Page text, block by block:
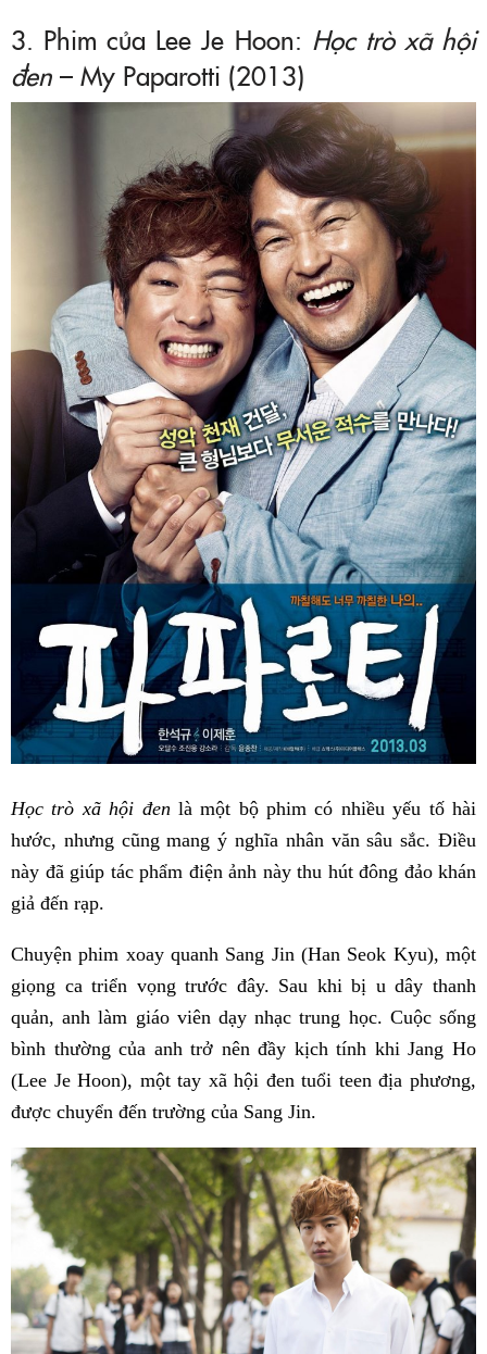
3. Phim của Lee Je Hoon: Học trò xã hội
đen – My Paparotti (2013)
Học trò xã hội đen là một bộ phim có nhiều yếu tố hài
hước, nhưng cũng mang ý nghĩa nhân văn sâu sắc. Điều
này đã giúp tác phẩm điện ảnh này thu hút đông đảo khán
giả đến rạp.
Chuyện phim xoay quanh Sang Jin (Han Seok Kyu), một
giọng ca triển vọng trước đây. Sau khi bị u dây thanh
quản, anh làm giáo viên dạy nhạc trung học. Cuộc sống
bình thường của anh trở nên đầy kịch tính khi Jang Ho
(Lee Je Hoon), một tay xã hội đen tuổi teen địa phương,
được chuyển đến trường của Sang Jin.